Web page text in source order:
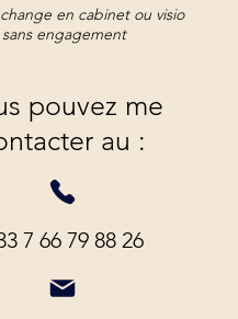
en cabinet ou visio
engagement
pouvez me
au :
7 66 79 88 26